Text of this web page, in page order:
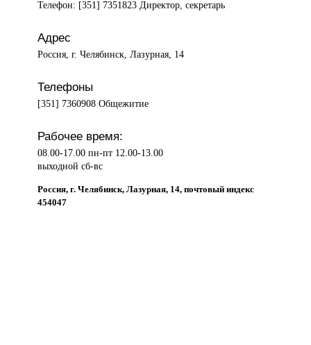
Телефон: [351] 7351823 Директор, секретарь
Адрес
Россия, г. Челябинск, Лазурная, 14
Телефоны
[351] 7360908 Общежитие
Рабочее время:
08.00-17.00 пн-пт 12.00-13.00
выходной сб-вс
Россия, г. Челябинск, Лазурная, 14, почтовый индекс
454047